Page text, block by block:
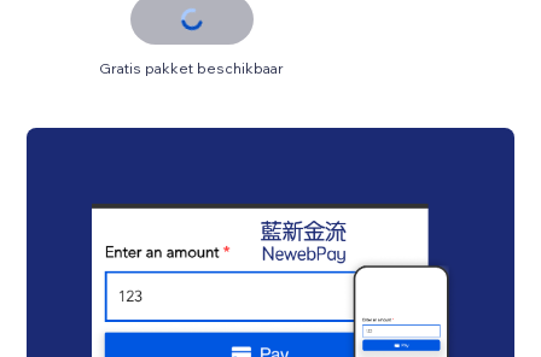
Gratis pakket beschikbaar